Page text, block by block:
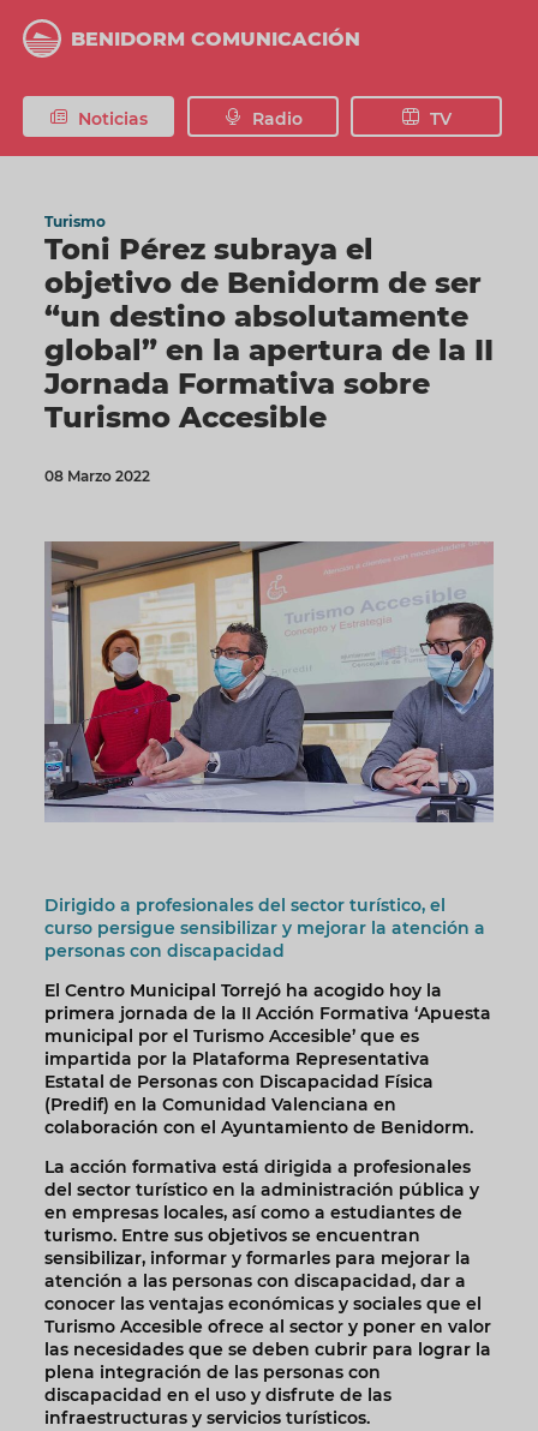
contenido
BENIDORM COMUNICACIÓN
Noticias Radio TV
Turismo
Toni Pérez subraya el
objetivo de Benidorm de ser
“un destino absolutamente
global” en la apertura de la II
Jornada Formativa sobre
Turismo Accesible
08 Marzo 2022
Dirigido a profesionales del sector turístico, el
curso persigue sensibilizar y mejorar la atención a
personas con discapacidad
El Centro Municipal Torrejó ha acogido hoy la
primera jornada de la II Acción Formativa ‘Apuesta
municipal por el Turismo Accesible’ que es
impartida por la Plataforma Representativa
Estatal de Personas con Discapacidad Física
(Predif) en la Comunidad Valenciana en
colaboración con el Ayuntamiento de Benidorm.
La acción formativa está dirigida a profesionales
del sector turístico en la administración pública y
en empresas locales, así como a estudiantes de
turismo. Entre sus objetivos se encuentran
sensibilizar, informar y formarles para mejorar la
atención a las personas con discapacidad, dar a
conocer las ventajas económicas y sociales que el
Turismo Accesible ofrece al sector y poner en valor
las necesidades que se deben cubrir para lograr la
plena integración de las personas con
discapacidad en el uso y disfrute de las
infraestructuras y servicios turísticos.